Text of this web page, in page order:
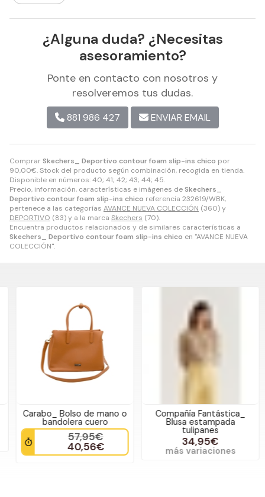
ComprarSkechers_ Deportivo contour foam slip-ins chico por
90,00€. Stock del producto según combinación, recogida en tienda.
Disponible en números: 40; 41; 42; 43; 44; 45.
Precio, información, características e imágenes deSkechers_
Deportivo contour foam slip-ins chico referencia 232619/WBK,
pertenece a las categorías AVANCE NUEVA COLECCIÓN (360) y
DEPORTIVO (83) y a la marca Skechers (70).
Encuentra productos relacionados y de similares características a
Skechers_ Deportivo contour foam slip-ins chico en "AVANCE NUEVA
COLECCIÓN".
¿Alguna duda? ¿Necesitas
asesoramiento?
Ponte en contacto con nosotros y
resolveremos tus dudas.
881 986 427 ENVIAR EMAIL
Carabo_ Bolso de mano o
bandolera cuero
57,95€
40,56€
Compañía Fantástica_
Blusa estampada
tulipanes
34,95€
más variaciones